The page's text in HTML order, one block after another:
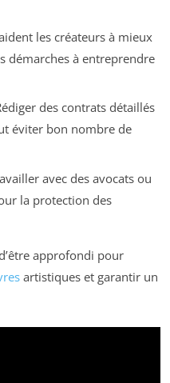
les créateurs à mieux
démarches à entreprendre
des contrats détaillés
éviter bon nombre de
avec des avocats ou
la protection des
approfondi pour
artistiques et garantir un